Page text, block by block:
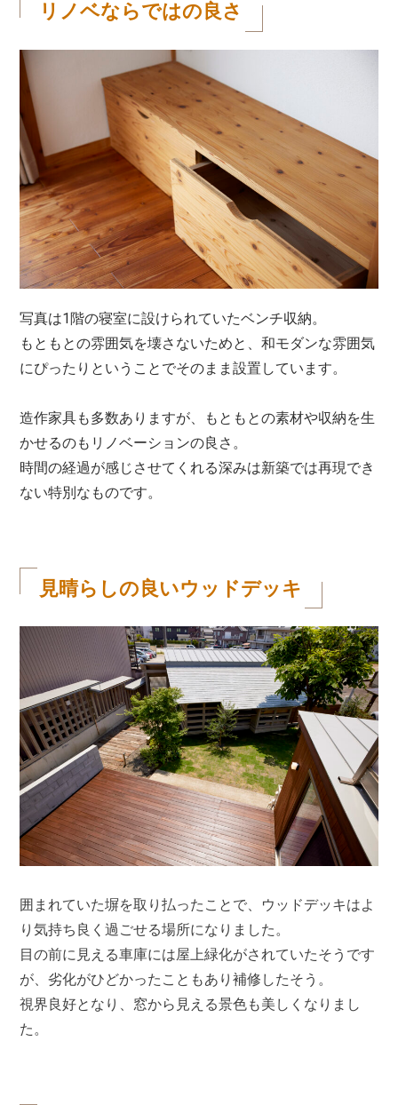
リノベならではの良さ
写真は1階の寝室に設けられていたベンチ収納。
もともとの雰囲気を壊さないためと、和モダンな雰囲気
にぴったりということでそのまま設置しています。
造作家具も多数ありますが、もともとの素材や収納を生
かせるのもリノベーションの良さ。
時間の経過が感じさせてくれる深みは新築では再現でき
ない特別なものです。
見晴らしの良いウッドデッキ
囲まれていた塀を取り払ったことで、ウッドデッキはよ
り気持ち良く過ごせる場所になりました。
目の前に見える車庫には屋上緑化がされていたそうです
が、劣化がひどかったこともあり補修したそう。
視界良好となり、窓から見える景色も美しくなりまし
た。